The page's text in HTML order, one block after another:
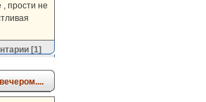
, прости не
[1]